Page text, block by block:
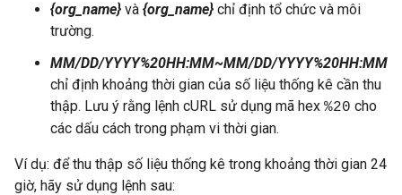
{org_name} và {org_name} chỉ định tổ chức và môi
trường.
MM/DD/YYYY%20HH:MM~MM/DD/YYYY%20HH:MM
chỉ định khoảng thời gian của số liệu thống kê cần thu
thập. Lưu ý rằng lệnh cURL sử dụng mã hex %20 cho
các dấu cách trong phạm vi thời gian.
Ví dụ: để thu thập số liệu thống kê trong khoảng thời gian 24
giờ, hãy sử dụng lệnh sau: